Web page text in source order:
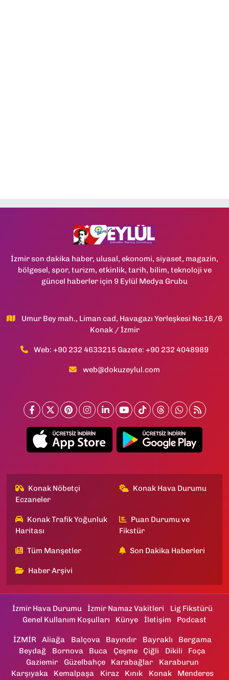
İzmir son dakika haber, ulusal, ekonomi, siyaset, magazin,
bölgesel, spor, turizm, etkinlik, tarih, bilim, teknoloji ve
güncel haberler için 9 Eylül Medya Grubu
Umur Bey mah., Liman cad, Havagazı Yerleşkesi No:16/6
Konak / İzmir
Web: +90 232 4633215 Gazete: +90 232 4048989
web@dokuzeylul.com
Konak Nöbetçi
Eczaneler
Konak Hava Durumu
Konak Trafik Yoğunluk
Haritası
Puan Durumu ve
Fikstür
Tüm Manşetler Son Dakika Haberleri
Haber Arşivi
İzmir Hava Durumu İzmir Namaz Vakitleri
Lig Fikstürü
Genel Kullanım Koşulları
Künye İletişim Podcast
İZMİR Aliağa Balçova Bayındır Bayraklı
Bergama
Beydağ
Bornova Buca Çeşme Çiğli Dikili
Foça
Gaziemir
Güzelbahçe Karabağlar
Karaburun
Karşıyaka
Kemalpaşa Kiraz Kınık Konak Menderes